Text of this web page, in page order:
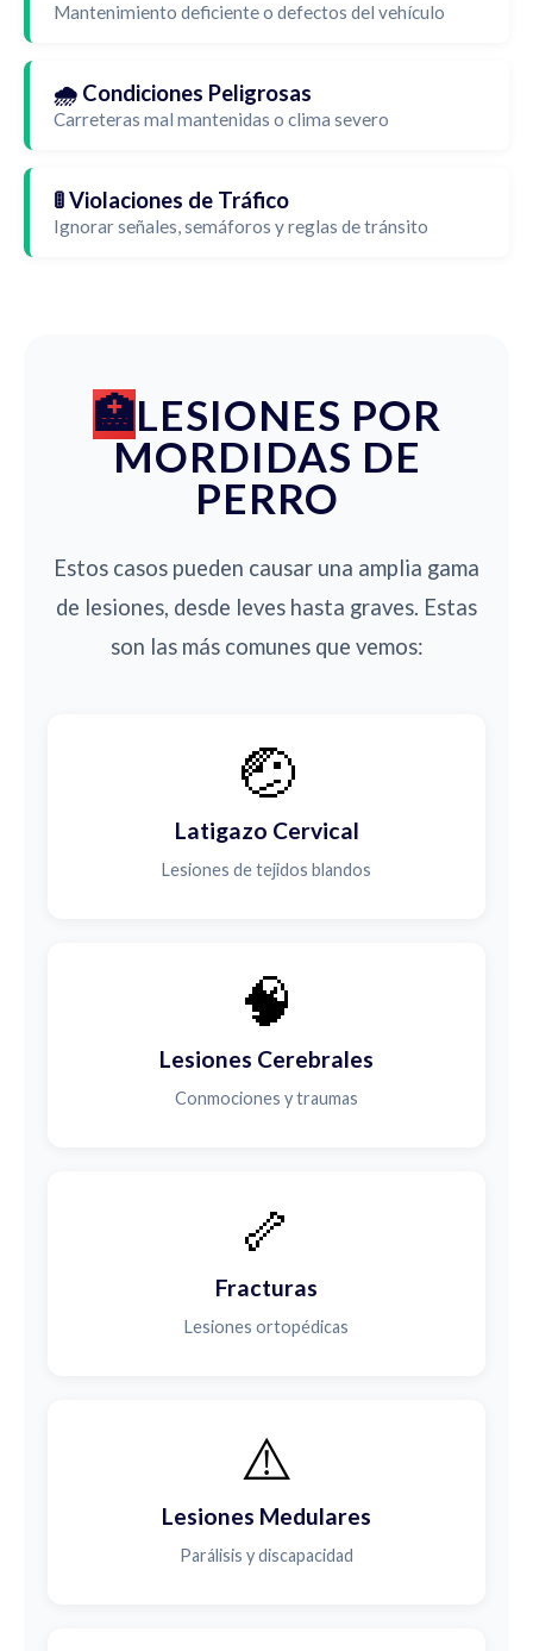
Mantenimiento deficiente o defectos del vehículo
🌧️ Condiciones Peligrosas
Carreteras mal mantenidas o clima severo
🚦 Violaciones de Tráfico
Ignorar señales, semáforos y reglas de tránsito
LESIONES POR
MORDIDAS DE
PERRO
Estos casos pueden causar una amplia gama
de lesiones, desde leves hasta graves. Estas
son las más comunes que vemos:
🤕
Latigazo Cervical
Lesiones de tejidos blandos
🧠
Lesiones Cerebrales
Conmociones y traumas
🦴
Fracturas
Lesiones ortopédicas
⚠️
Lesiones Medulares
Parálisis y discapacidad